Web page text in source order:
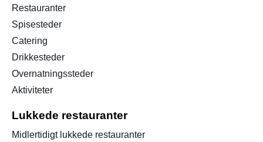
Restauranter
Spisesteder
Catering
Drikkesteder
Overnatningssteder
Aktiviteter
Lukkede restauranter
Midlertidigt lukkede restauranter